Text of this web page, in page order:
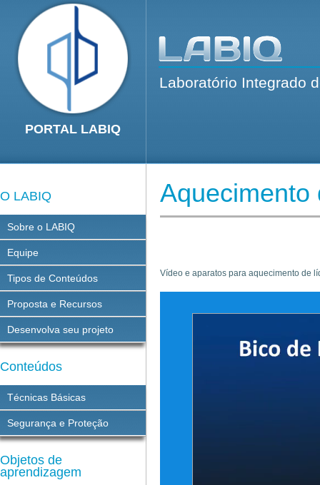
PORTAL LABIQ
Laboratório Integrado
O LABIQ
Sobre o LABIQ
Equipe
Tipos de Conteúdos
Proposta e Recursos
Desenvolva seu projeto
Conteúdos
Técnicas Básicas
Segurança e Proteção
Objetos de
aprendizagem
Aquecimento
Vídeo e aparatos para aquecimento de